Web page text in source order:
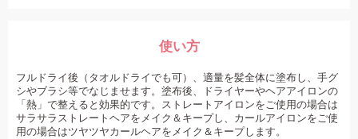
使い方
フルドライ後（タオルドライでも可）、適量を髪全体に塗布し、手グ
シやブラシ等でなじませます。塗布後、ドライヤーやヘアアイロンの
「熱」で整えると効果的です。ストレートアイロンをご使用の場合は
サラサラストレートヘアをメイク＆キープし、カールアイロンをご使
用の場合はツヤツヤカールヘアをメイク＆キープします。